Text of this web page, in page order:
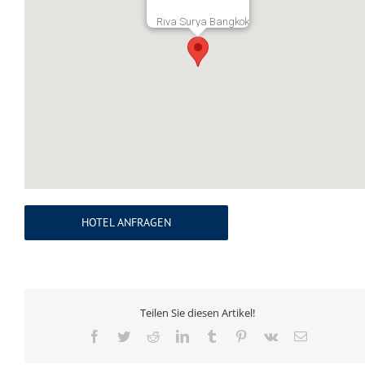
Riva Surya Bangkok
HOTEL ANFRAGEN
Teilen Sie diesen Artikel!
Facebook
TwitterRedditLinkedInTumblr Pinterest
Vk
E-